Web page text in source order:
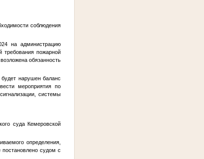
соблюдения
на администрацию
требования пожарной
обязанность
нарушен баланс
мероприятия по
системы
суда Кемеровской
определения,
судом с